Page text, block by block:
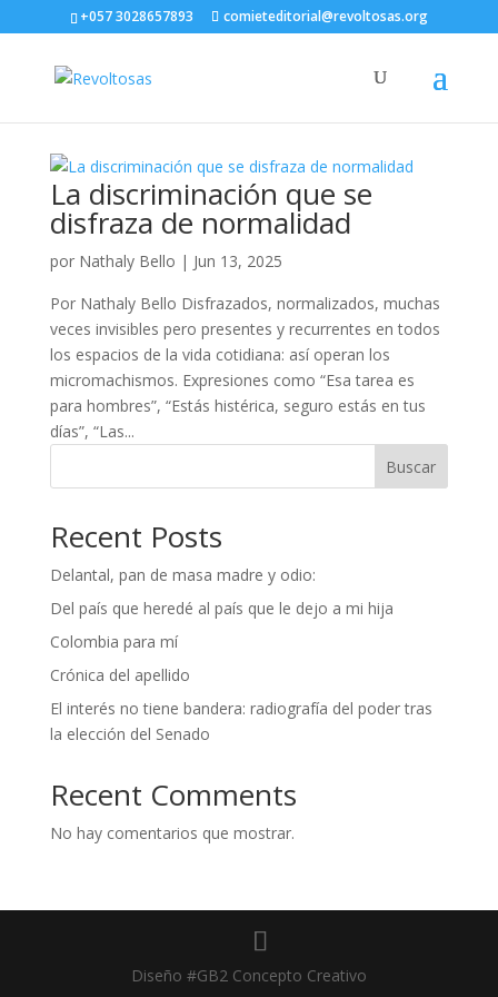
+057 3028657893 comieteditorial@revoltosas.org
La discriminación que se
disfraza de normalidad
por Nathaly Bello | Jun 13, 2025
Por Nathaly Bello Disfrazados, normalizados, muchas
veces invisibles pero presentes y recurrentes en todos
los espacios de la vida cotidiana: así operan los
micromachismos. Expresiones como “Esa tarea es
para hombres”, “Estás histérica, seguro estás en tus
días”, “Las...
Buscar
Recent Posts
Delantal, pan de masa madre y odio:
Del país que heredé al país que le dejo a mi hija
Colombia para mí
Crónica del apellido
El interés no tiene bandera: radiografía del poder tras
la elección del Senado
Recent Comments
No hay comentarios que mostrar.
Diseño #GB2 Concepto Creativo